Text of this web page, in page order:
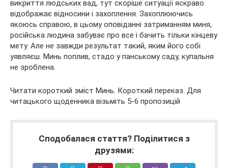
викриття людських вад, тут скоріше ситуації яскраво
відображає відносини і захоплення. Захоплюючись
якоюсь справою, в цьому оповіданні затриманням миня,
російська людина забуває про все і бачить тільки кінцеву
мету. Але не завжди результат такий, яким його собі
уявляєш. Минь поплив, стадо у панському саду, купальня
не зроблена.
Читати короткий зміст Минь. Короткий переказ. Для
читацького щоденника візьміть 5-6 пропозицій
Сподобалася стаття? Поділитися з
друзями: